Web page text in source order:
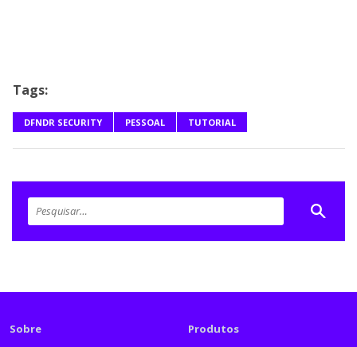
Tags:
DFNDR SECURITY PESSOAL TUTORIAL
Sobre Produtos